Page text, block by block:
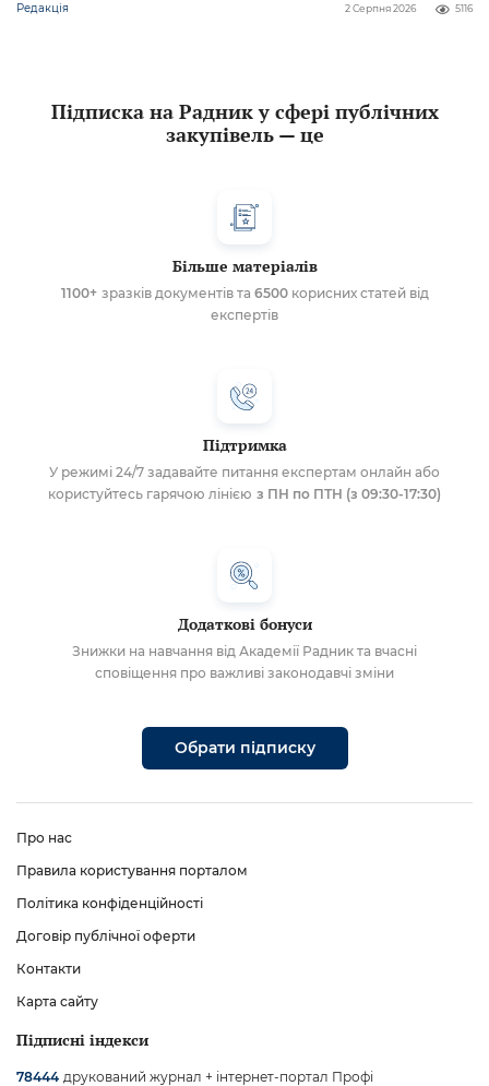
Редакція 5116
2 Серпня 2026
Підписка на Радник у сфері публічних
закупівель — це
Більше матеріалів
1100+ зразків документів та 6500корисних статей від
експертів
Підтримка
У режимі 24/7 задавайте питання експертам онлайн або
користуйтесь гарячою лінією з ПН по ПТН (з 09:30-17:30)
Додаткові бонуси
Знижки на навчання від Академії Радник та вчасні
сповіщення про важливі законодавчі зміни
Обрати підписку
Про нас
Правила користування порталом
Політика конфіденційності
Договір публічної оферти
Контакти
Карта сайту
Підписні індекси
78444 друкований журнал + інтернет-портал Профі